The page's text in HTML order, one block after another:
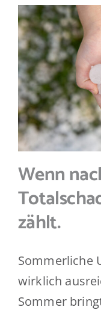
FAQs
Downloads
Schaden melden
News
Kontakt
Wenn
zählt.
Sommerliche
wirklich
Sommer